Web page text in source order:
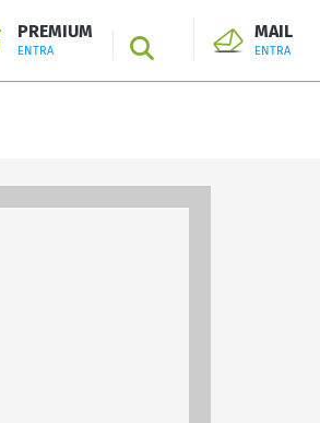
PREMIUM
ENTRA SEARCH
MAIL
ENTRA